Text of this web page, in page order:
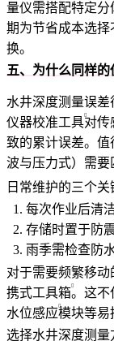
量仪需搭配特定
期为节省成本选择
换。
五、为什么同样的
水井深度测量误
仪器校准工具对传
致的累计误差。
波与压力式）需要
日常维护的三个关
每次作业后清
存储时置于防
雨季需检查防
对于需要频繁移
携式工具箱。这不
水位感应模块等易
选择水井深度测